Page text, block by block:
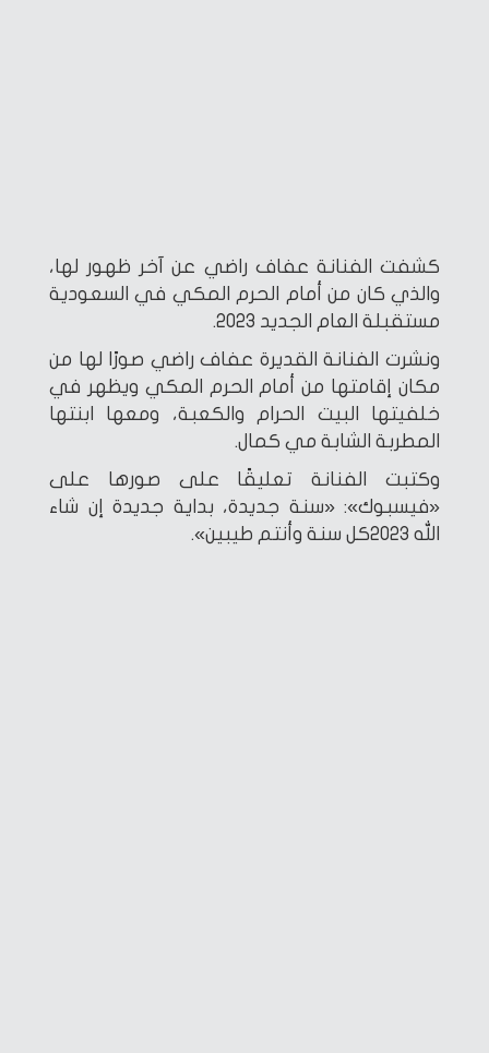
كشفت الفنانة عفاف راضي عن آخر ظهور لها،
والذي كان من أمام الحرم المكي في السعودية
مستقبلة العام الجديد 2023.
ونشرت الفنانة القديرة عفاف راضي صورًا لها من
مكان إقامتها من أمام الحرم المكي ويظهر في
خلفيتها البيت الحرام والكعبة، ومعها ابنتها
المطربة الشابة مي كمال.
وكتبت الفنانة تعليقًا على صورها على
«فيسبوك»: «سنة جديدة، بداية جديدة إن شاء
الله ٢٠٢٣كل سنة وأنتم طيبين».